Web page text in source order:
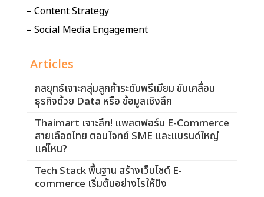
– Content Strategy
– Social Media Engagement
Articles
กลยุทธ์เจาะกลุ่มลูกค้าระดับพรีเมียม ขับเคลื่อน
ธุรกิจด้วย Data หรือ ข้อมูลเชิงลึก
Thaimart เจาะลึก! แพลตฟอร์ม E-Commerce
สายเลือดไทย ตอบโจทย์ SME และแบรนด์ใหญ่
แค่ไหน?
Tech Stack พื้นฐาน สร้างเว็บไซต์ E-
commerce เริ่มต้นอย่างไรให้ปัง